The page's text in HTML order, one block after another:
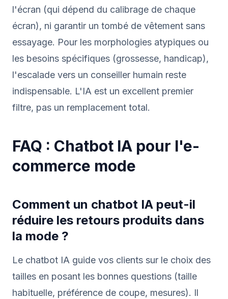
l'écran (qui dépend du calibrage de chaque
écran), ni garantir un tombé de vêtement sans
essayage. Pour les morphologies atypiques ou
les besoins spécifiques (grossesse, handicap),
l'escalade vers un conseiller humain reste
indispensable. L'IA est un excellent premier
filtre, pas un remplacement total.
FAQ : Chatbot IA pour l'e-
commerce mode
Comment un chatbot IA peut-il
réduire les retours produits dans
la mode ?
Le chatbot IA guide vos clients sur le choix des
tailles en posant les bonnes questions (taille
habituelle, préférence de coupe, mesures). Il